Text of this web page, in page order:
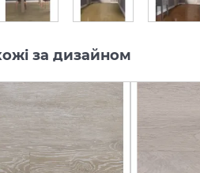
за дизайном